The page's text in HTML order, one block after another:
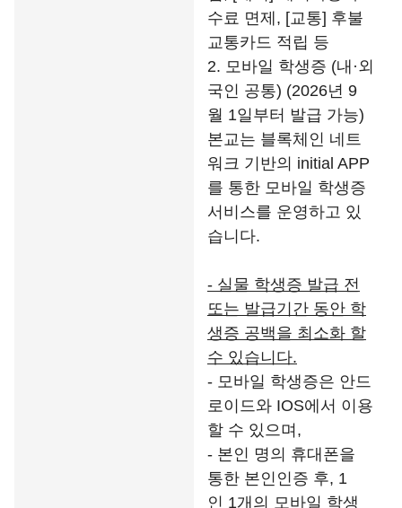
수료 면제, [교통] 후불
교통카드 적립 등
2. 모바일 학생증 (내·외
국인 공통) (2026년 9
월 1일부터 발급 가능)
본교는 블록체인 네트
워크 기반의 initial APP
를 통한 모바일 학생증
서비스를 운영하고 있
습니다.
- 실물 학생증 발급 전
또는 발급기간 동안 학
생증 공백을 최소화 할
수 있습니다.
- 모바일 학생증은 안드
로이드와 IOS에서 이용
할 수 있으며,
- 본인 명의 휴대폰을
통한 본인인증 후, 1
인 1개의 모바일 학생